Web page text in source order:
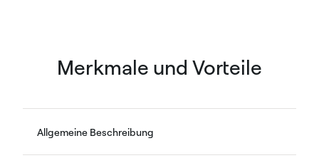
Merkmale und Vorteile
Allgemeine Beschreibung